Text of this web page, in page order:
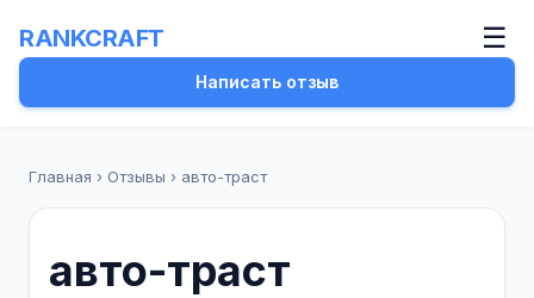
RANKCRAFT ☰
Написать отзыв
Главная › Отзывы › авто-траст
авто-траст